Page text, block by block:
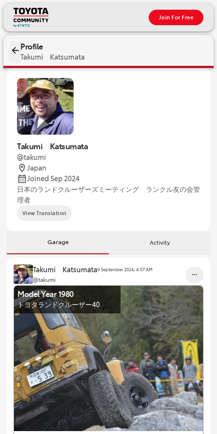
Join For Free
Profile
Takumi Katsumata
Takumi Katsumata
@takumi
Japan
Joined Sep 2024
日本のランドクルーザーズミーティング ランクル友の会管
理者
View Translation
Garage Activity
Takumi Katsumata9 September 2024, 4:07 AM
@takumi
Model Year 1980
トヨタランドクルーザー40